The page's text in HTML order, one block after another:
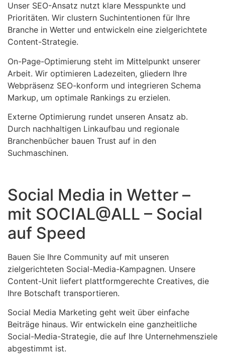
Unser SEO-Ansatz nutzt klare Messpunkte und
Prioritäten. Wir clustern Suchintentionen für Ihre
Branche in Wetter und entwickeln eine zielgerichtete
Content-Strategie.
On-Page-Optimierung steht im Mittelpunkt unserer
Arbeit. Wir optimieren Ladezeiten, gliedern Ihre
Webpräsenz SEO-konform und integrieren Schema
Markup, um optimale Rankings zu erzielen.
Externe Optimierung rundet unseren Ansatz ab.
Durch nachhaltigen Linkaufbau und regionale
Branchenbücher bauen Trust auf in den
Suchmaschinen.
Social Media in Wetter –
mit SOCIAL@ALL – Social
auf Speed
Bauen Sie Ihre Community auf mit unseren
zielgerichteten Social-Media-Kampagnen. Unsere
Content-Unit liefert plattformgerechte Creatives, die
Ihre Botschaft transportieren.
Social Media Marketing geht weit über einfache
Beiträge hinaus. Wir entwickeln eine ganzheitliche
Social-Media-Strategie, die auf Ihre Unternehmensziele
abgestimmt ist.